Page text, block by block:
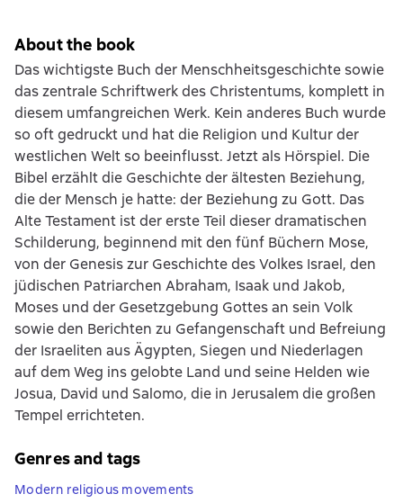
About the book
Das wichtigste Buch der Menschheitsgeschichte sowie
das zentrale Schriftwerk des Christentums, komplett in
diesem umfangreichen Werk. Kein anderes Buch wurde
so oft gedruckt und hat die Religion und Kultur der
westlichen Welt so beeinflusst. Jetzt als Hörspiel. Die
Bibel erzählt die Geschichte der ältesten Beziehung,
die der Mensch je hatte: der Beziehung zu Gott. Das
Alte Testament ist der erste Teil dieser dramatischen
Schilderung, beginnend mit den fünf Büchern Mose,
von der Genesis zur Geschichte des Volkes Israel, den
jüdischen Patriarchen Abraham, Isaak und Jakob,
Moses und der Gesetzgebung Gottes an sein Volk
sowie den Berichten zu Gefangenschaft und Befreiung
der Israeliten aus Ägypten, Siegen und Niederlagen
auf dem Weg ins gelobte Land und seine Helden wie
Josua, David und Salomo, die in Jerusalem die großen
Tempel errichteten.
Genres and tags
Modern religious movements